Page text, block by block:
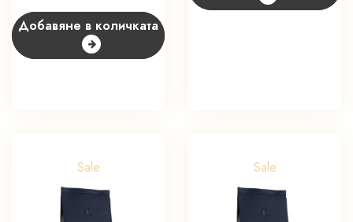
Добавяне в количката
Sale Sale